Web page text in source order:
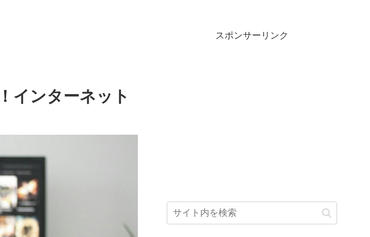
インターネット
スポンサーリンク